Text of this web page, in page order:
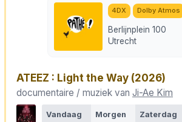
4DX Dolby Atmos
Berlijnplein 100
Utrecht
ATEEZ : Light the Way (2026)
documentaire / muziek van Ji-Ae Kim
Vandaag Morgen Zaterdag